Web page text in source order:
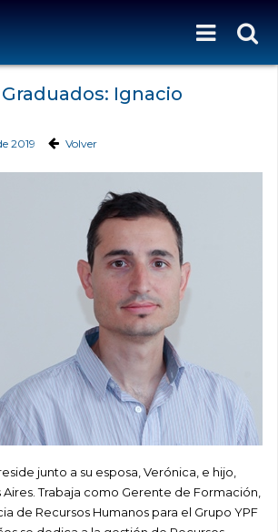
Ignacio
2019 Volver
junto a su esposa, Verónica, e hijo,
Trabaja como Gerente de Formación,
de Recursos Humanos para el Grupo YPF